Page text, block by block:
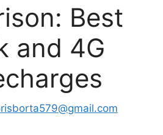
Best
and 4G